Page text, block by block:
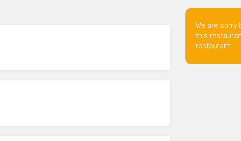
We are
this
restaurant.